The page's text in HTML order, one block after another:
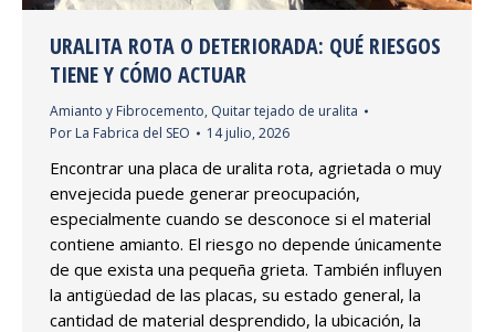
URALITA ROTA O DETERIORADA: QUÉ RIESGOS
TIENE Y CÓMO ACTUAR
Amianto y Fibrocemento, Quitar tejado de uralita
Por La Fabrica del SEO 14 julio, 2026
Encontrar una placa de uralita rota, agrietada o muy
envejecida puede generar preocupación,
especialmente cuando se desconoce si el material
contiene amianto. El riesgo no depende únicamente
de que exista una pequeña grieta. También influyen
la antigüedad de las placas, su estado general, la
cantidad de material desprendido, la ubicación, la